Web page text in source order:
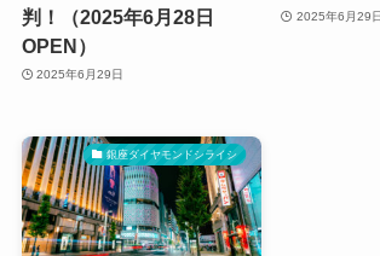
判！（2025年6月28日
OPEN）
2025年6月29日
2025年6月29日
銀座ダイヤモンドシライシ